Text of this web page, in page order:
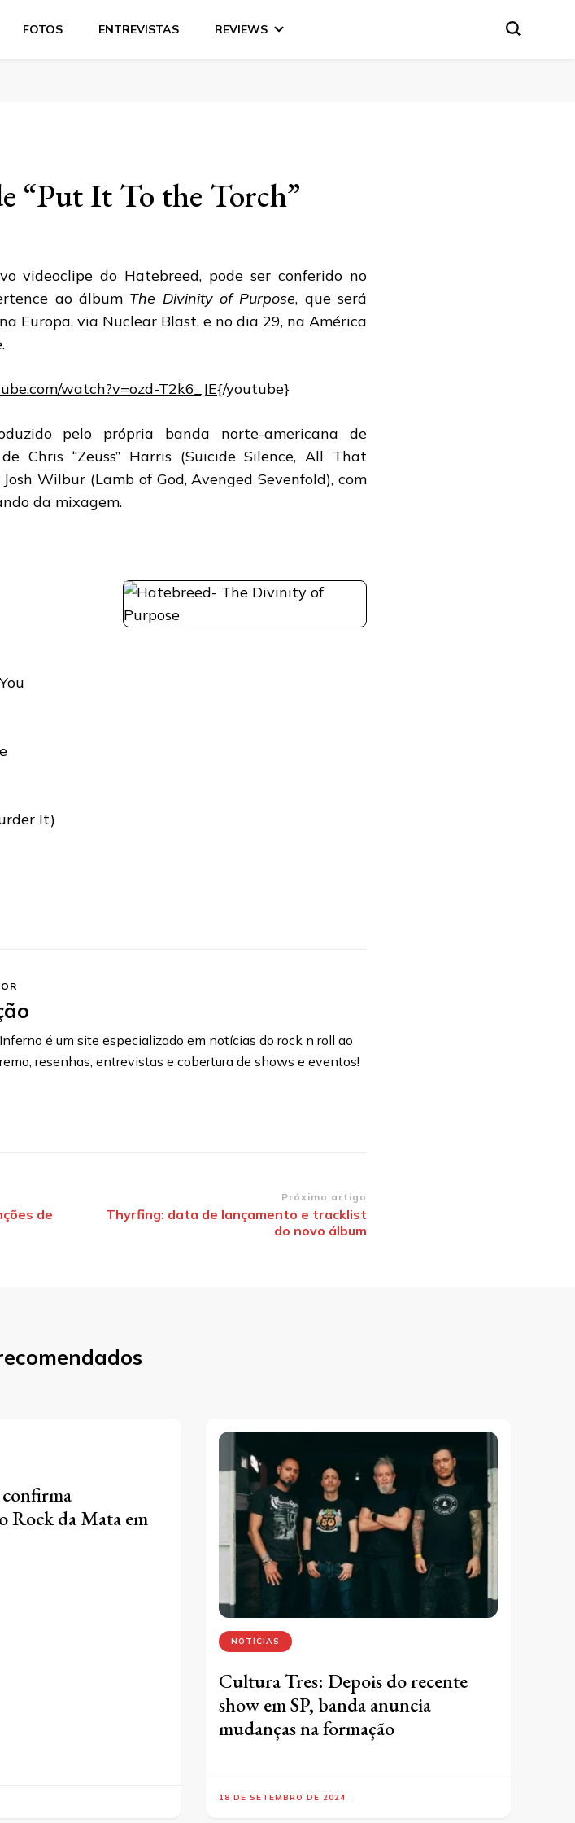
FOTOS ENTREVISTAS REVIEWS
“Put It To the Torch”
videoclipe do Hatebreed, pode ser conferido no
ao álbum The Divinity of Purpose, que será
Europa, via Nuclear Blast, e no dia 29, na América
watch?v=ozd-T2k6_JE{/youtube}
pelo própria banda norte-americana de
Chris “Zeuss” Harris (Suicide Silence, All That
Wilbur (Lamb of God, Avenged Sevenfold), com
da mixagem.
It)
é um site especializado em notícias do rock n roll ao
resenhas, entrevistas e cobertura de shows e eventos!
de
Próximo artigo
Thyrfing: data de lançamento e tracklist
do novo álbum
Rock da Mata em
NOTÍCIAS
Cultura Tres: Depois do recente
show em SP, banda anuncia
mudanças na formação
18 DE SETEMBRO DE 2024